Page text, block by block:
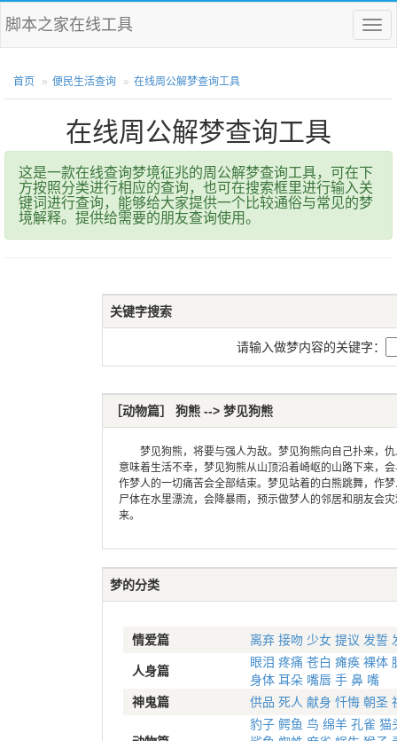
菜
单
脚本之家在线工具
首页 便民生活查询 在线周公解梦查询工具
在线周公解梦查询工具
这是一款在线查询梦境征兆的周公解梦查询工具，可在下
方按照分类进行相应的查询，也可在搜索框里进行输入关
键词进行查询，能够给大家提供一个比较通俗与常见的梦
境解释。提供给需要的朋友查询使用。
关键字搜索
请输入做梦内容的关键字：
［动物篇］ 狗熊 --> 梦见狗熊
梦见狗熊，将要与强人为敌。梦见狗熊向自己扑来，仇
意味着生活不幸，梦见狗熊从山顶沿着崎岖的山路下来，
作梦人的一切痛苦会全部结束。梦见站着的白熊跳舞，作
尸体在水里漂流，会降暴雨，预示做梦人的邻居和朋友会
来。
梦的分类
情爱篇 离弃 接吻 少女 提议 发誓
人身篇
眼泪 疼痛 苍白 瘫痪 裸体
身体 耳朵 嘴唇 手 鼻 嘴
神鬼篇
供品 死人 献身 忏悔 朝圣
豹子 鳄鱼 鸟 绵羊 孔雀 猫